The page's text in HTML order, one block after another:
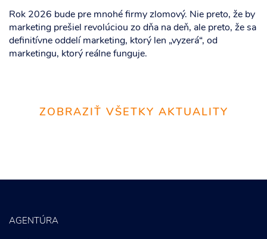
Rok 2026 bude pre mnohé firmy zlomový. Nie preto, že by
marketing prešiel revolúciou zo dňa na deň, ale preto, že sa
definitívne oddelí marketing, ktorý len „vyzerá“, od
marketingu, ktorý reálne funguje.
ZOBRAZIŤ VŠETKY AKTUALITY
AGENTÚRA